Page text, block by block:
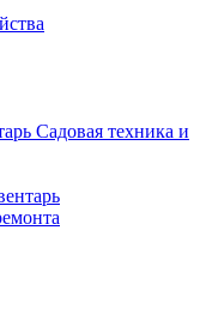
Садовая техника и